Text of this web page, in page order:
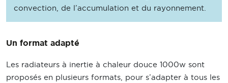
convection, de l’accumulation et du rayonnement.
Un format adapté
Les radiateurs à inertie à chaleur douce 1000w sont
proposés en plusieurs formats, pour s’adapter à tous les